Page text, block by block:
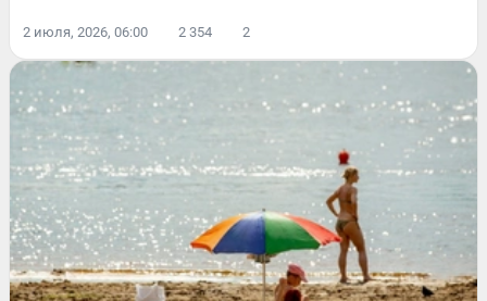
2 июля, 2026, 06:00 2 354 2